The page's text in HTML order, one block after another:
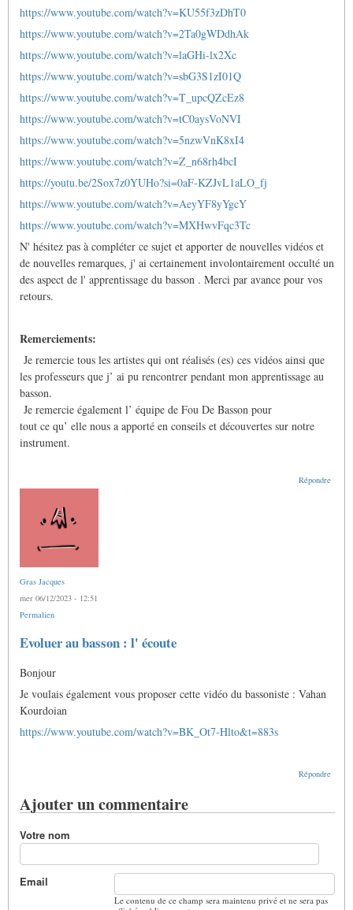
https://www.youtube.com/watch?v=KU55f3zDhT0
https://www.youtube.com/watch?v=2Ta0gWDdhAk
https://www.youtube.com/watch?v=laGHi-lx2Xc
https://www.youtube.com/watch?v=sbG3S1zI01Q
https://www.youtube.com/watch?v=T_upcQZcEz8
https://www.youtube.com/watch?v=tC0aysVoNVI
https://www.youtube.com/watch?v=5nzwVnK8xI4
https://www.youtube.com/watch?v=Z_n68rh4bcI
https://youtu.be/2Sox7z0YUHo?si=0aF-KZJvL1aLO_fj
https://www.youtube.com/watch?v=AeyYF8yYgcY
https://www.youtube.com/watch?v=MXHwvFqc3Tc
N' hésitez pas à compléter ce sujet et apporter de nouvelles vidéos et
de nouvelles remarques, j' ai certainement involontairement occulté un
des aspect de l' apprentissage du basson . Merci par avance pour vos
retours.
Remerciements:
Je remercie tous les artistes qui ont réalisés (es) ces vidéos ainsi que
les professeurs que j’ ai pu rencontrer pendant mon apprentissage au
basson.
Je remercie également l’ équipe de Fou De Basson pour
tout ce qu’ elle nous a apporté en conseils et découvertes sur notre
instrument.
Répondre
Gras Jacques
mer 06/12/2023 - 12:51
Permalien
Evoluer au basson : l' écoute
Bonjour
Je voulais également vous proposer cette vidéo du bassoniste : Vahan
Kourdoian
https://www.youtube.com/watch?v=BK_Ot7-Hlto&t=883s
Répondre
Ajouter un commentaire
Votre nom
Email
Le contenu de ce champ sera maintenu privé et ne sera pas